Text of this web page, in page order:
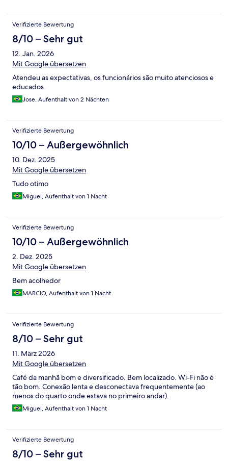
Verifizierte Bewertung
8/10 – Sehr gut
12. Jan. 2026
Mit Google übersetzen
Atendeu as expectativas, os funcionários são muito atenciosos e
educados.
Jose, Aufenthalt von 2 Nächten
Verifizierte Bewertung
10/10 – Außergewöhnlich
10. Dez. 2025
Mit Google übersetzen
Tudo otimo
Miguel, Aufenthalt von 1 Nacht
Verifizierte Bewertung
10/10 – Außergewöhnlich
2. Dez. 2025
Mit Google übersetzen
Bem acolhedor
MARCIO, Aufenthalt von 1 Nacht
Verifizierte Bewertung
8/10 – Sehr gut
11. März 2026
Mit Google übersetzen
Café da manhã bom e diversificado. Bem localizado. Wi-Fi não é
tão bom. Conexão lenta e desconectava frequentemente (ao
menos do quarto onde estava no primeiro andar).
Miguel, Aufenthalt von 1 Nacht
Verifizierte Bewertung
8/10 – Sehr gut